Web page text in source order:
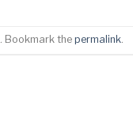
. Bookmark the permalink.